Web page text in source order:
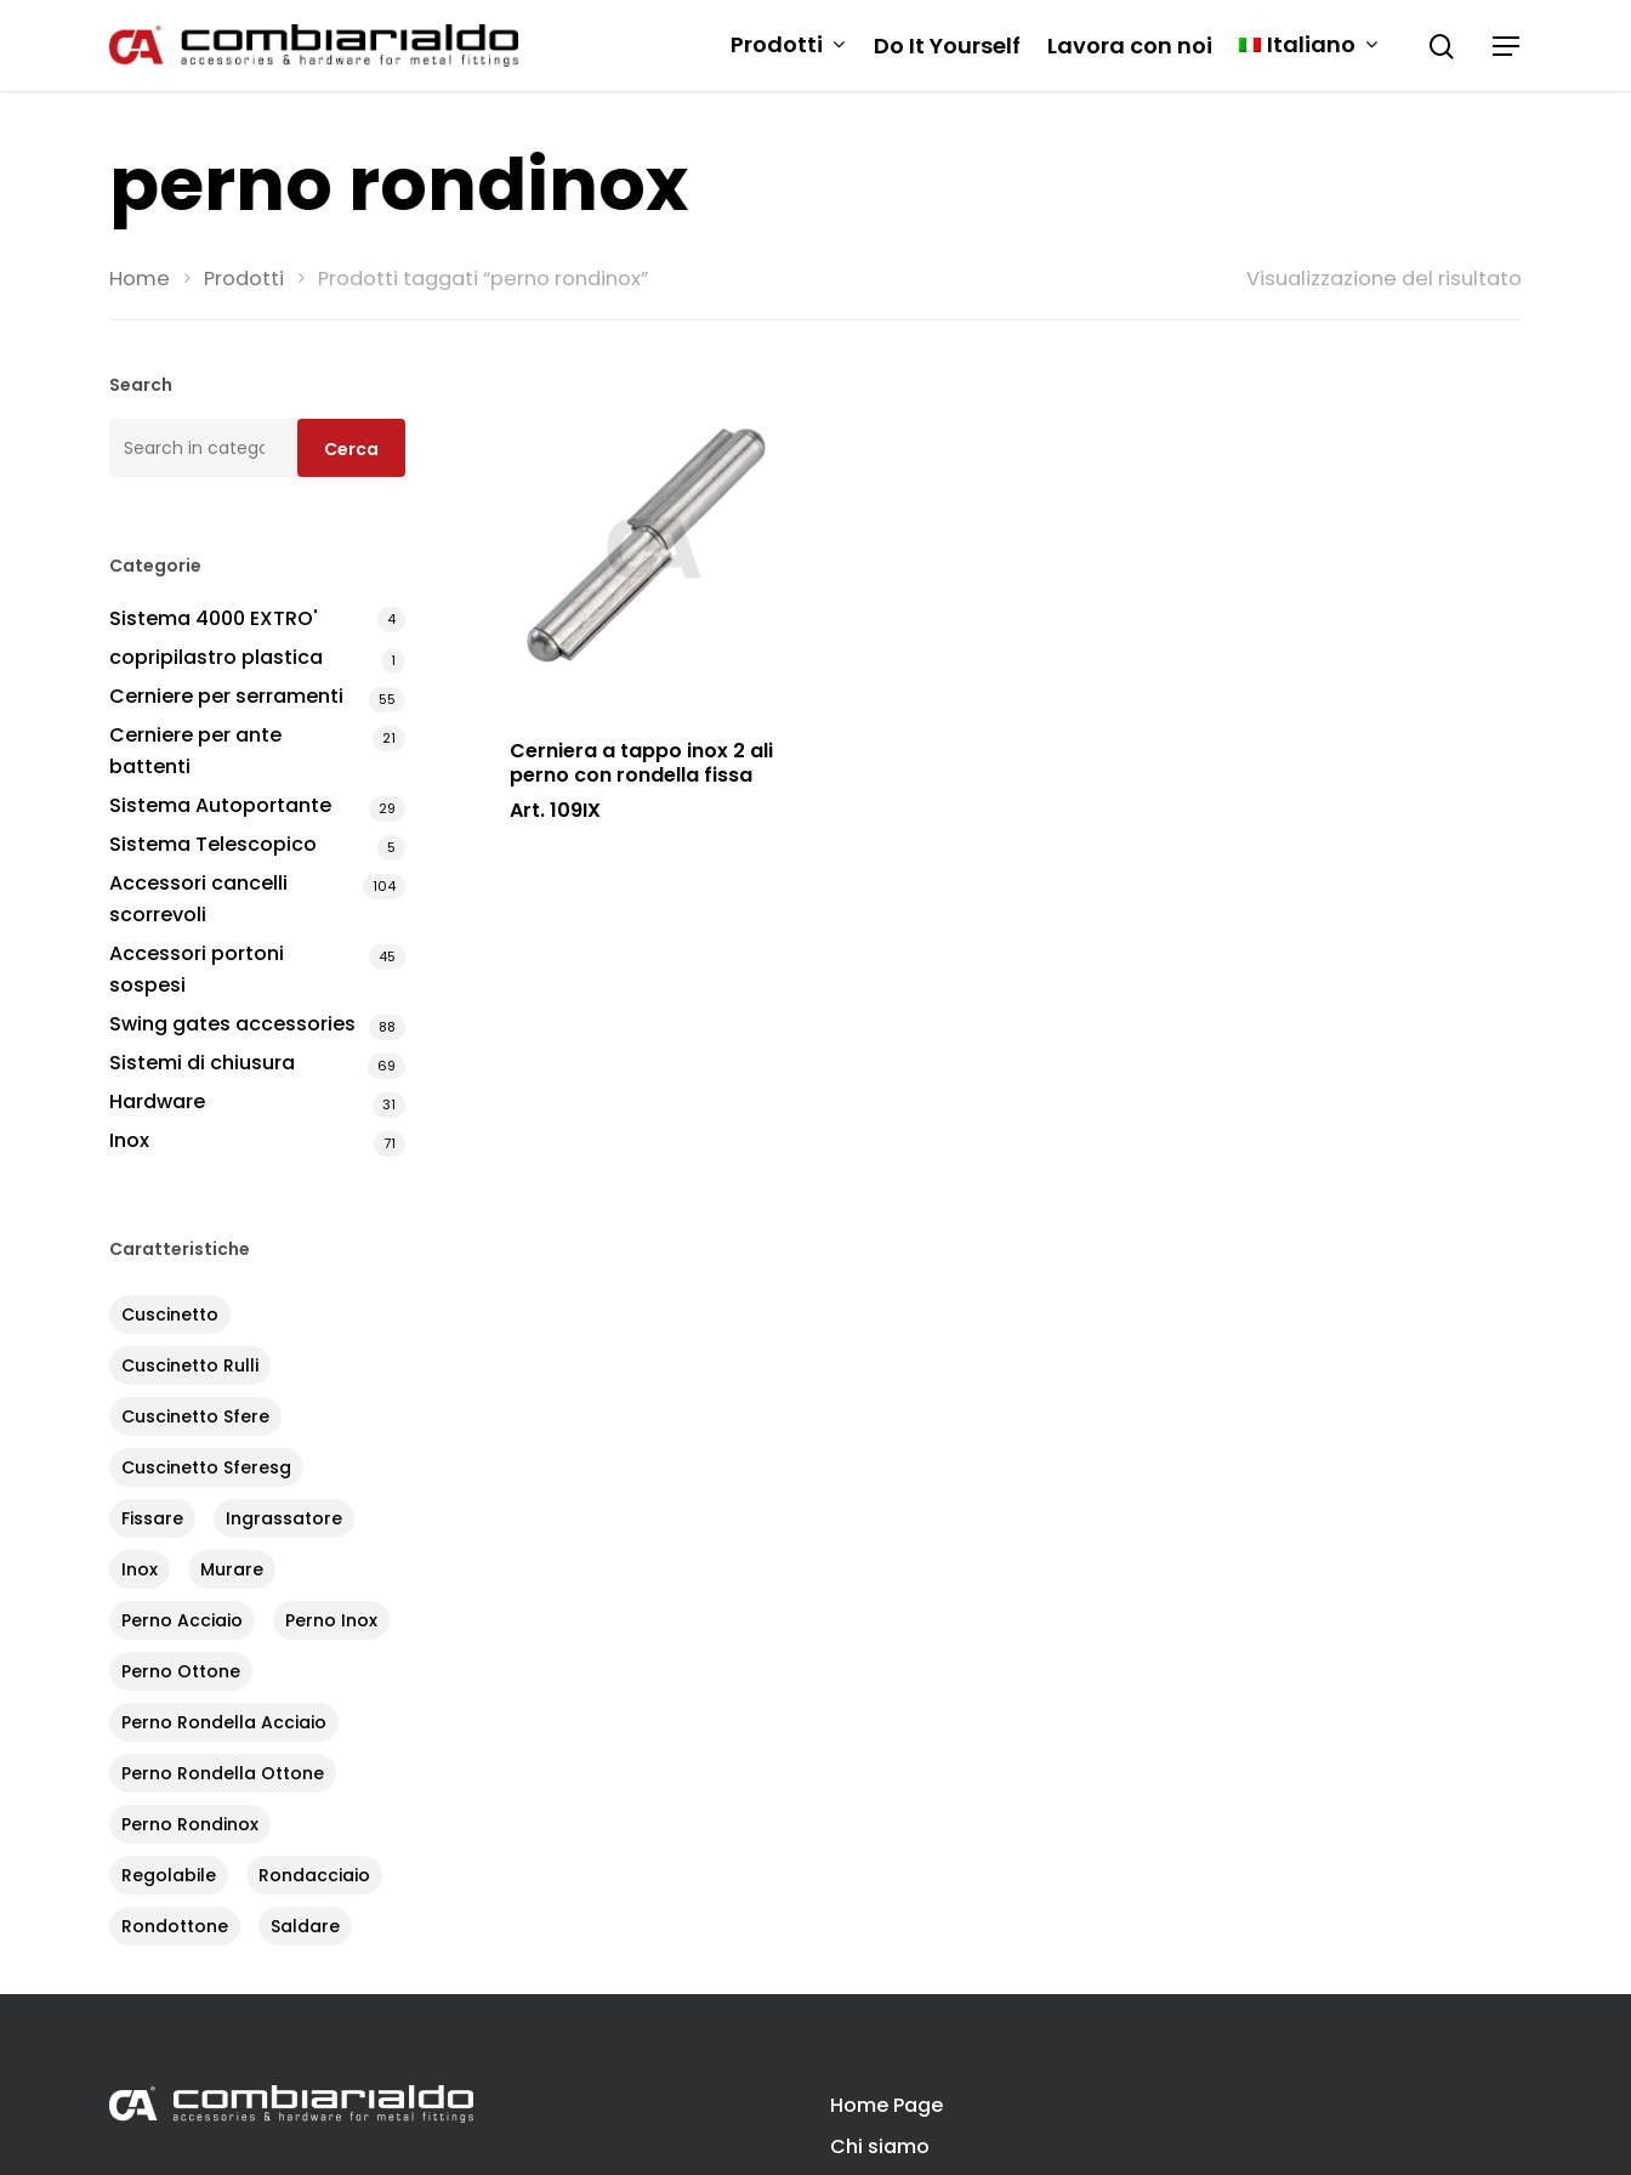
Prodotti Do It Yourself Lavora con noi Italiano
perno rondinox
Visualizzazione del risultato
Home Prodotti Prodotti taggati “perno rondinox”
Search
Cerca:
Cerca
Categorie
Sistema 4000 EXTRO' 4
copripilastro plastica 1
Cerniere per serramenti 55
Cerniere per ante
battenti
21
Sistema Autoportante 29
Sistema Telescopico 5
Accessori cancelli
scorrevoli
104
Accessori portoni
sospesi
45
Swing gates accessories 88
Sistemi di chiusura 69
Hardware 31
Inox 71
Caratteristiche
Cuscinetto
Cuscinetto Rulli
Cuscinetto Sfere
Cuscinetto Sferesg
Fissare Ingrassatore
Inox Murare
Perno Acciaio Perno Inox
Perno Ottone
Perno Rondella Acciaio
Perno Rondella Ottone
Perno Rondinox
Regolabile Rondacciaio
Rondottone Saldare
Cerniera a tappo inox 2 ali
perno con rondella fissa
Art. 109IX
Home Page
Chi siamo